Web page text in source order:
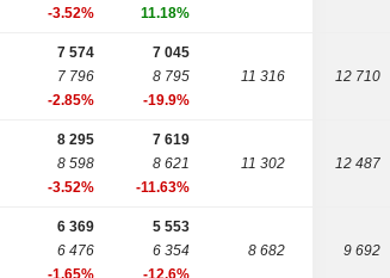
-3.52%
11.18%
7 574
7 796
-2.85%
7 045
8 795
-19.9%
11 316 12 710
8 295
8 598
-3.52%
7 619
8 621
-11.63%
11 302 12 487
6 369
6 476
5 553
6 354
8 682 9 692